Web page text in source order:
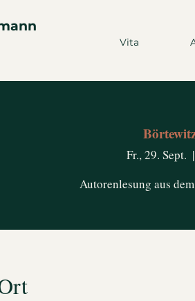
Vita
Fr., 29. Sept.
Autorenlesung aus